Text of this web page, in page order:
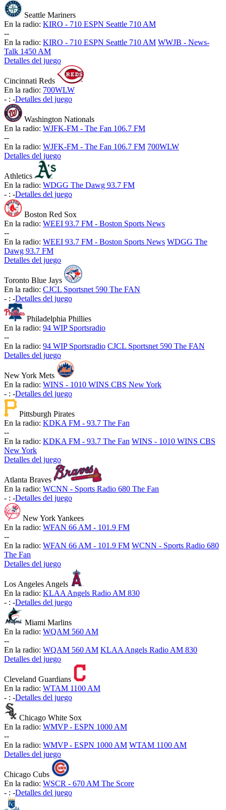
Seattle Mariners
En la radio: KIRO - 710 ESPN Seattle 710 AM
--
En la radio: KIRO - 710 ESPN Seattle 710 AM WWJB - News-
Talk 1450 AM
Detalles del juego
Cincinnati Reds
En la radio: 700WLW
- : -Detalles del juego
Washington Nationals
En la radio: WJFK-FM - The Fan 106.7 FM
--
En la radio: WJFK-FM - The Fan 106.7 FM 700WLW
Detalles del juego
Athletics
En la radio: WDGG The Dawg 93.7 FM
- : -Detalles del juego
Boston Red Sox
En la radio: WEEI 93.7 FM - Boston Sports News
--
En la radio: WEEI 93.7 FM - Boston Sports News WDGG The
Dawg 93.7 FM
Detalles del juego
Toronto Blue Jays
En la radio: CJCL Sportsnet 590 The FAN
- : -Detalles del juego
Philadelphia Phillies
En la radio: 94 WIP Sportsradio
--
En la radio: 94 WIP Sportsradio CJCL Sportsnet 590 The FAN
Detalles del juego
New York Mets
En la radio: WINS - 1010 WINS CBS New York
- : -Detalles del juego
Pittsburgh Pirates
En la radio: KDKA FM - 93.7 The Fan
--
En la radio: KDKA FM - 93.7 The Fan WINS - 1010 WINS CBS
New York
Detalles del juego
Atlanta Braves
En la radio: WCNN - Sports Radio 680 The Fan
- : -Detalles del juego
New York Yankees
En la radio: WFAN 66 AM - 101.9 FM
--
En la radio: WFAN 66 AM - 101.9 FM WCNN - Sports Radio 680
The Fan
Detalles del juego
Los Angeles Angels
En la radio: KLAA Angels Radio AM 830
- : -Detalles del juego
Miami Marlins
En la radio: WQAM 560 AM
--
En la radio: WQAM 560 AM KLAA Angels Radio AM 830
Detalles del juego
Cleveland Guardians
En la radio: WTAM 1100 AM
- : -Detalles del juego
Chicago White Sox
En la radio: WMVP - ESPN 1000 AM
--
En la radio: WMVP - ESPN 1000 AM WTAM 1100 AM
Detalles del juego
Chicago Cubs
En la radio: WSCR - 670 AM The Score
- : -Detalles del juego